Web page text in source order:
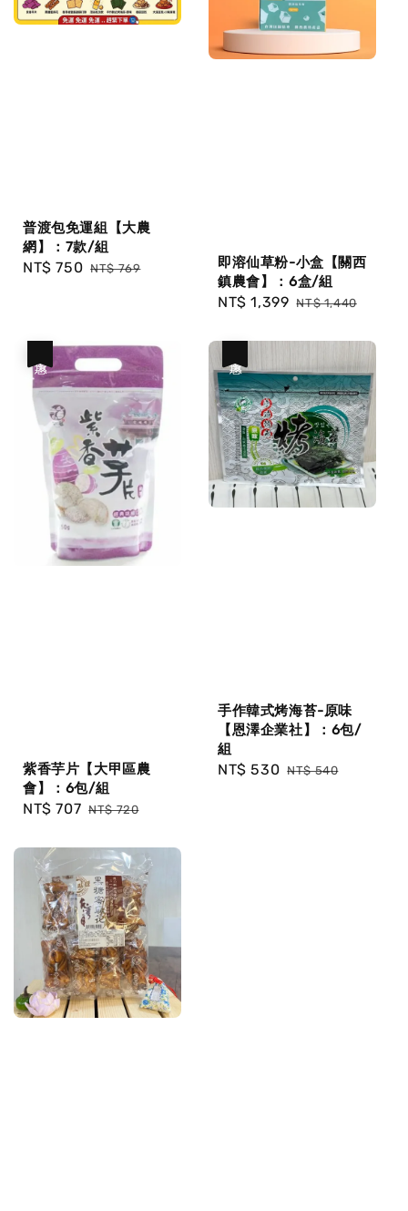
普渡包免運組【大農
網】：7款/組
Sale
NT$ 750 Regular
NT$ 769
即溶仙草粉-小盒【關西
鎮農會】：6盒/組
Sale
NT$ 1,399 Regular
NT$ 1,440
紫香芋片【大甲區農
會】：6包/組
Sale
NT$ 707 Regular
NT$ 720
手作韓式烤海苔-原味
【恩澤企業社】：6包/
組
Sale
NT$ 530 Regular
NT$ 540